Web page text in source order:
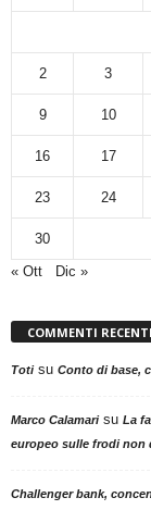
2 3
9 10
16 17
23 24
30
« Ott
Dic »
COMMENTI RECENTI
Totisu Conto di base,
Marco Calamarisu La
europeo sulle frodi non
Challenger bank,